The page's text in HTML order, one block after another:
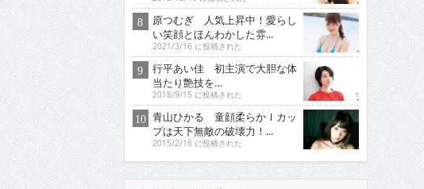
原つむぎ 人気上昇中！愛らし
い笑顔とほんわかした雰...
2021/3/16 に投稿された
行平あい佳 初主演で大胆な体
当たり艶技を…
2018/9/15 に投稿された
青山ひかる 童顔柔らかＩカッ
プは天下無敵の破壊力！...
2015/2/16 に投稿された